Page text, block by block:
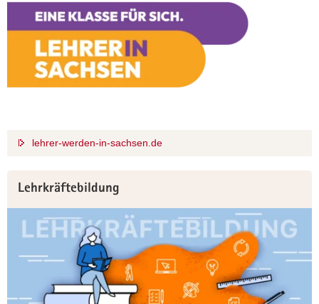
lehrer-werden-in-sachsen.de
Lehrkräftebildung